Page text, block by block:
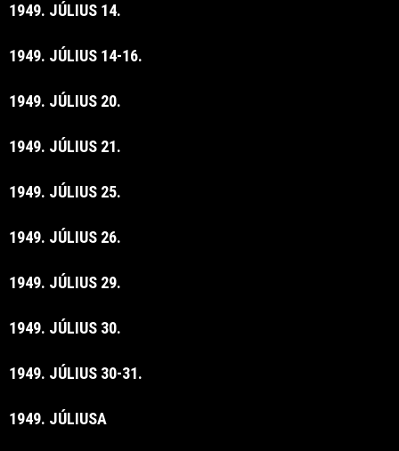
1949. JÚLIUS 14.
1949. JÚLIUS 14-16.
1949. JÚLIUS 20.
1949. JÚLIUS 21.
1949. JÚLIUS 25.
1949. JÚLIUS 26.
1949. JÚLIUS 29.
1949. JÚLIUS 30.
1949. JÚLIUS 30-31.
1949. JÚLIUSA